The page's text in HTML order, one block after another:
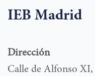
IEB Madrid
Dirección
Calle de Alfonso